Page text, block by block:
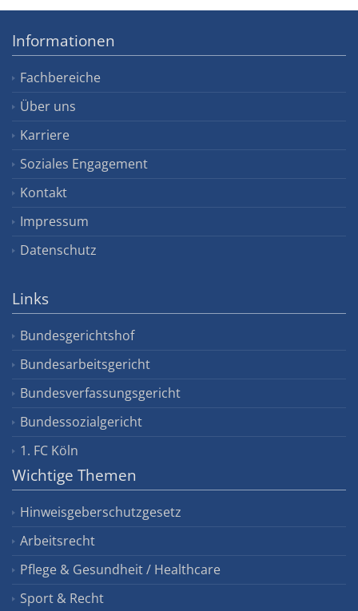
Informationen
Fachbereiche
Über uns
Karriere
Soziales Engagement
Kontakt
Impressum
Datenschutz
Links
Bundesgerichtshof
Bundesarbeitsgericht
Bundesverfassungsgericht
Bundessozialgericht
1. FC Köln
Wichtige Themen
Hinweisgeberschutzgesetz
Arbeitsrecht
Pflege & Gesundheit / Healthcare
Sport & Recht